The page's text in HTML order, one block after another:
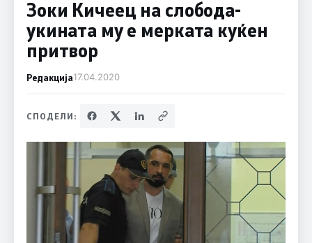
Зоки Кичеец на слобода-
укината му е мерката куќен
притвор
Редакција17.04.2020
СПОДЕЛИ: